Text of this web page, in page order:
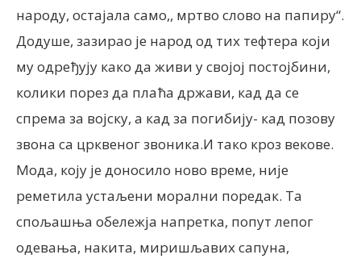
народу, остајала само,, мртво слово на папиру“.
Додуше, зазирао је народ од тих тефтера који
му одређују како да живи у својој постојбини,
колики порез да плаћа држави, кад да се
спрема за војску, а кад за погибију- кад позову
звона са црквеног звоника.И тако кроз векове.
Мода, коју је доносило ново време, није
реметила устаљени морални поредак. Та
спољашња обележја напретка, попут лепог
одевања, накита, миришљавих сапуна,